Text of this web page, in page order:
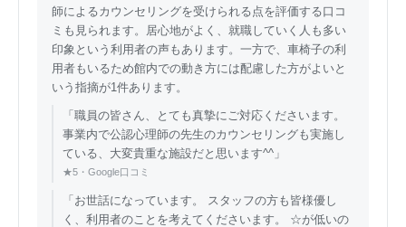
師によるカウンセリングを受けられる点を評価する口コ
ミも見られます。居心地がよく、就職していく人も多い
印象という利用者の声もあります。一方で、車椅子の利
用者もいるため館内での動き方には配慮した方がよいと
いう指摘が1件あります。
「職員の皆さん、とても真摯にご対応くださいます。
事業内で公認心理師の先生のカウンセリングも実施し
ている、大変貴重な施設だと思います^^」
★5・Google口コミ
「お世話になっています。 スタッフの方も皆様優し
く、利用者のことを考えてくださいます。 ☆が低いの